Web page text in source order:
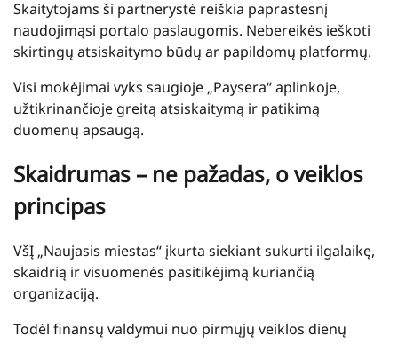
Skaitytojams ši partnerystė reiškia paprastesnį
naudojimąsi portalo paslaugomis. Nebereikės ieškoti
skirtingų atsiskaitymo būdų ar papildomų platformų.
Visi mokėjimai vyks saugioje „Paysera“ aplinkoje,
užtikrinančioje greitą atsiskaitymą ir patikimą
duomenų apsaugą.
Skaidrumas – ne pažadas, o veiklos
principas
VšĮ „Naujasis miestas“ įkurta siekiant sukurti ilgalaikę,
skaidrią ir visuomenės pasitikėjimą kuriančią
organizaciją.
Todėl finansų valdymui nuo pirmųjų veiklos dienų